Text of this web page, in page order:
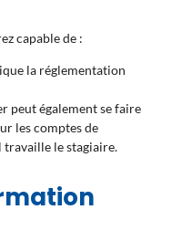
capable de :
la réglementation
peut également se faire
les comptes de
travaille le stagiaire.